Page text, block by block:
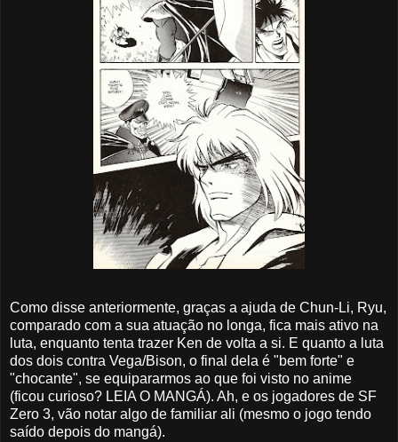
Como disse anteriormente, graças a ajuda de Chun-Li, Ryu,
comparado com a sua atuação no longa, fica mais ativo na
luta, enquanto tenta trazer Ken de volta a si. E quanto a luta
dos dois contra Vega/Bison, o final dela é "bem forte" e
"chocante", se equipararmos ao que foi visto no anime
(ficou curioso? LEIA O MANGÁ). Ah, e os jogadores de SF
Zero 3, vão notar algo de familiar ali (mesmo o jogo tendo
saído depois do mangá).